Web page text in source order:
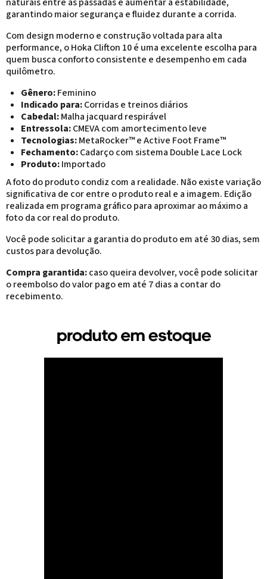
garantindo maior segurança e fluidez durante a corrida.
Com design moderno e construção voltada para alta
performance, o Hoka Clifton 10 é uma excelente escolha para
quem busca conforto consistente e desempenho em cada
quilômetro.
Gênero:Feminino
Indicado para:Corridas e treinos diários
Cabedal:Malha jacquard respirável
Entressola:CMEVA com amortecimento leve
Tecnologias:MetaRocker™ e Active Foot Frame™
Fechamento:Cadarço com sistema Double Lace Lock
Produto:Importado
A foto do produto condiz com a realidade. Não existe variação
significativa de cor entre o produto real e a imagem. Edição
realizada em programa gráfico para aproximar ao máximo a
foto da cor real do produto.
Você pode solicitar a garantia do produto em até 30 dias, sem
custos para devolução.
Compra garantida:caso queira devolver, você pode solicitar
o reembolso do valor pago em até 7 dias a contar do
recebimento.